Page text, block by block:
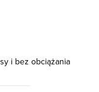
i bez obciążania